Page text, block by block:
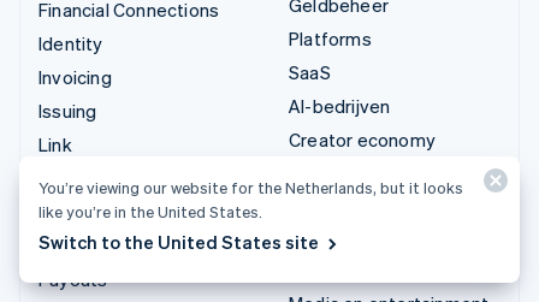
Financial Connections
Identity
Invoicing
Issuing
Link
Managed Payments
Betaallinks
Payments
Payouts
Platforms
SaaS
AI-bedrijven
Creator economy
tijd
You’re viewing our website for the Netherlands, but it looks
like you’re in the United States.
Switch to the United States site